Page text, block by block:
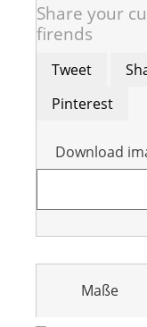
Share your
firends
Tweet
Pinterest
Download
Maße